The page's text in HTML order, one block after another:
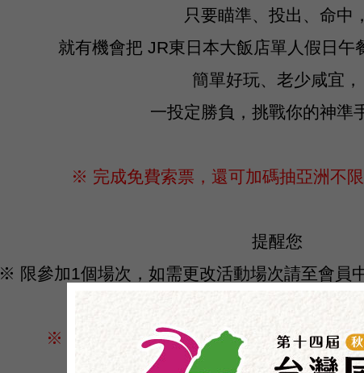
只要瞄準、投出、命中，
就有機會把 JR東日本大飯店單人假日午
簡單好玩、老少咸宜，
一投定勝負，挑戰你的神準
※ 完成免費索票，還可加碼抽亞洲不限
提醒您
※ 限參加1個場次，如需更改活動場次請至會員
※ 一旦取消將無法恢復其原來報名，
※ 參加活動不等同於免費入場參觀！請先